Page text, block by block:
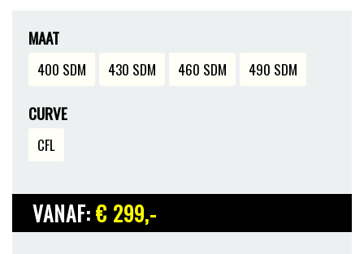
MAAT
400 SDM 430 SDM 460 SDM 490 SDM
CURVE
CFL
VANAF:€ 299,-